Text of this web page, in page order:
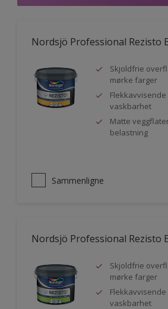
Nordsjö Professional Rezisto
Skjoldfrie
mørke farger
vaskbarhet
Matte
belastning
Sammenligne
Nordsjö Professional Rezisto
Skjoldfrie
mørke farger
vaskbarhet